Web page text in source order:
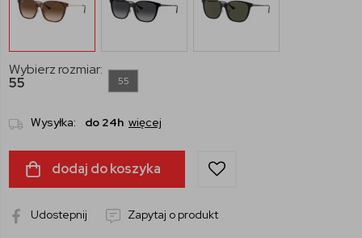
Wybierz rozmiar:
55
55
Wysyłka: do 24h więcej
dodaj do koszyka
Udostepnij Zapytaj o produkt